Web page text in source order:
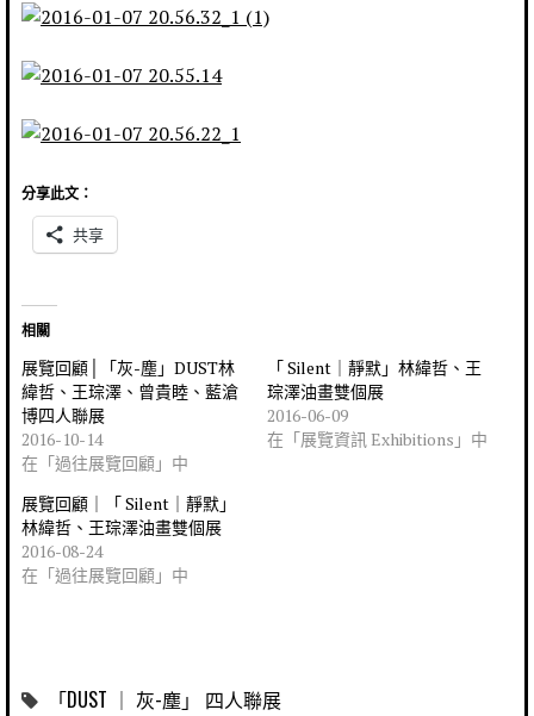
分享此文：
共享
相關
展覽回顧│「灰-塵」DUST林
緯哲、王琮澤、曾貴睦、藍滄
博四人聯展
2016-10-14
在「過往展覽回顧」中
「 Silent｜靜默」林緯哲、王
琮澤油畫雙個展
2016-06-09
在「展覽資訊 Exhibitions」中
展覽回顧｜「 Silent｜靜默」
林緯哲、王琮澤油畫雙個展
2016-08-24
在「過往展覽回顧」中
「DUST ｜ 灰-塵」 四人聯展